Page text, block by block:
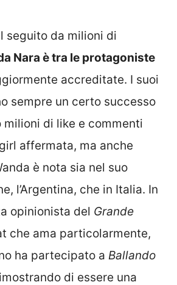
seguito da milioni di
Nara è tra le protagoniste
accreditate. I suoi
sempre un certo successo
milioni di like e commenti
affermata, ma anche
è nota sia nel suo
l’Argentina, che in Italia. In
opinionista del Grande
che ama particolarmente,
ha partecipato a Ballando
di essere una